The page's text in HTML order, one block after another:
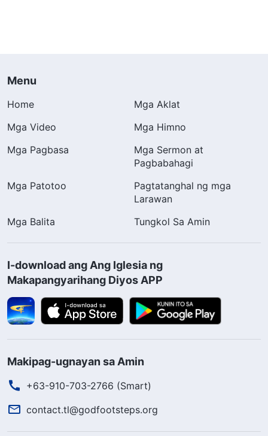
Menu
Home
Mga Aklat
Mga Video
Mga Himno
Mga Pagbasa
Mga Sermon at
Pagbabahagi
Mga Patotoo
Pagtatanghal ng mga
Larawan
Mga Balita
Tungkol Sa Amin
I-download ang Ang Iglesia ng
Makapangyarihang Diyos APP
Makipag-ugnayan sa Amin
+63-910-703-2766 (Smart)
contact.tl@godfootsteps.org